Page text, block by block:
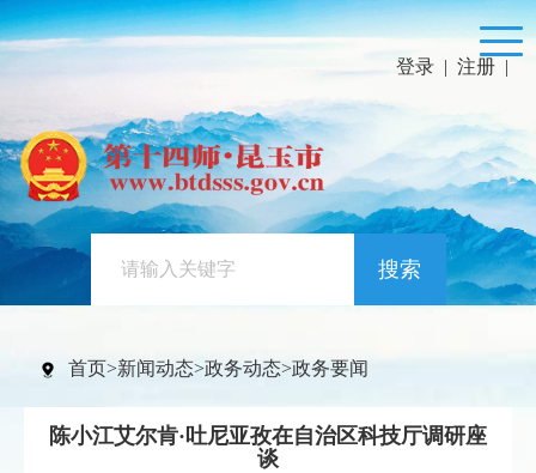
登录 | 注册 |
搜索
首页>新闻动态>政务动态>政务要闻
陈小江艾尔肯·吐尼亚孜在自治区科技厅调研座
谈